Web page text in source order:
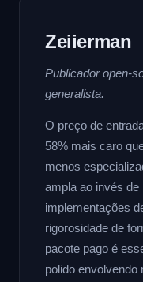
Zeiierman
Publicador open-
generalista.
O preço de
58% mais caro
menos
ampla ao invés
implementações
rigorosidade de
pacote pago é
polido